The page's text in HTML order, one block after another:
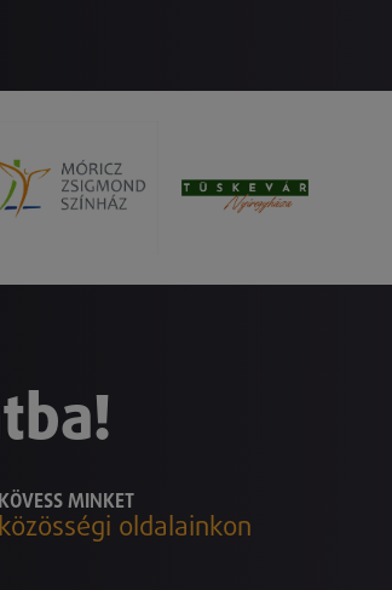
KÖVESS MINKET
közösségi oldalainkon